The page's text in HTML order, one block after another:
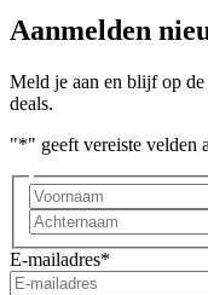
Aanmelden
Meld je aan en blijf op de
deals.
"*" geeft vereiste velden
E-mailadres*